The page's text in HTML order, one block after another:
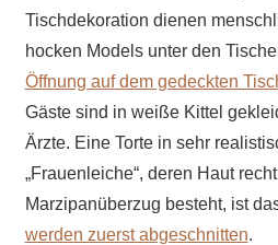
Tischdekoration dienen
hocken Models unter den
Öffnung auf dem gedeckten
Gäste sind in weiße Kittel
Ärzte. Eine Torte in sehr
„Frauenleiche“, deren Haut
Marzipanüberzug besteht, ist
werden zuerst abgeschnitten.